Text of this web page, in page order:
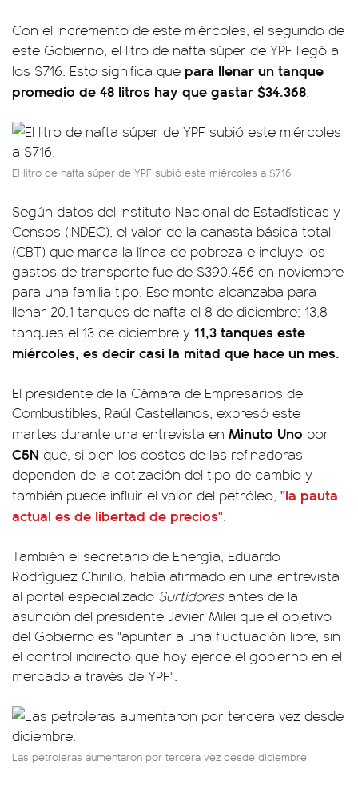
Con el incremento de este miércoles, el segundo de
este Gobierno, el litro de nafta súper de YPF llegó a
los $716. Esto significa que para llenar un tanque
promedio de 48 litros hay que gastar $34.368.
El litro de nafta súper de YPF subió este miércoles a $716.
Según datos del Instituto Nacional de Estadísticas y
Censos (INDEC), el valor de la canasta básica total
(CBT) que marca la línea de pobreza e incluye los
gastos de transporte fue de $390.456 en noviembre
para una familia tipo. Ese monto alcanzaba para
llenar 20,1 tanques de nafta el 8 de diciembre; 13,8
tanques el 13 de diciembre y 11,3 tanques este
miércoles, es decir casi la mitad que hace un mes.
El presidente de la Cámara de Empresarios de
Combustibles, Raúl Castellanos, expresó este
martes durante una entrevista en Minuto Uno por
C5N que, si bien los costos de las refinadoras
dependen de la cotización del tipo de cambio y
también puede influir el valor del petróleo, "la pauta
actual es de libertad de precios".
También el secretario de Energía, Eduardo
Rodríguez Chirillo, había afirmado en una entrevista
al portal especializado Surtidoresantes de la
asunción del presidente Javier Milei que el objetivo
del Gobierno es "apuntar a una fluctuación libre, sin
el control indirecto que hoy ejerce el gobierno en el
mercado a través de YPF".
Las petroleras aumentaron por tercera vez desde diciembre.